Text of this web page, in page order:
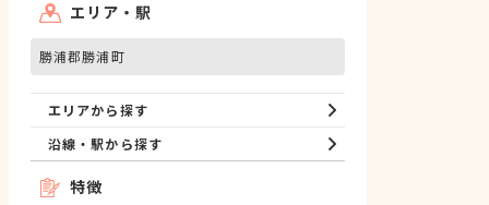
エリア・駅
勝浦郡勝浦町
エリアから探す
沿線・駅から探す
特徴